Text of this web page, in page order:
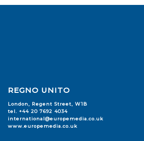
REGNO UNITO
London, Regent Street, W1B
tel. +44 20 7692 4034
international@europemedia.co.uk
www.europemedia.co.uk